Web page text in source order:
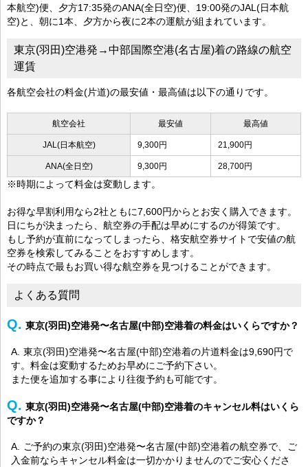
本航空)便、夕方17:35発のANA(全日空)便、19:00発のJAL(日本航
空)と、朝に1本、夕方から夜に2本の運航が組まれています。
東京(羽田)空港発→中部国際空港(名古屋)着の路線の航空
運賃
各航空会社の料金(片道)の最安値・最高値は以下の通りです。
航空会社 最安値 最高値
JAL(日本航空) 9,300円 21,900円
ANA(全日空) 9,300円 28,700円
※時期によって料金は変動します。
お得な早割利用なら2社ともに7,600円からとお安く購入できます。
日にちが決まったら、航空券の手配は早めにするのが得策です。
もし予約が直前になってしまったら、格安航空券サイトで安値の航
空券を検索してみることをおすすめします。
その時点で最もお買い得な航空券を見つけることができます。
よくある質問
東京(羽田)空港発〜名古屋(中部)空港着の料金はいくらですか？
東京(羽田)空港発〜名古屋(中部)空港着の片道料金は9,690円で
す。料金は変動するためお早めにご予約下さい。
また便を追加する事により往復予約も可能です。
東京(羽田)空港発〜名古屋(中部)空港着のキャンセル料はいくら
ですか？
ご予約の東京(羽田)空港発〜名古屋(中部)空港着の航空券で、ご
入金前ならキャンセル料金は一切かかりませんのでご安心くださ